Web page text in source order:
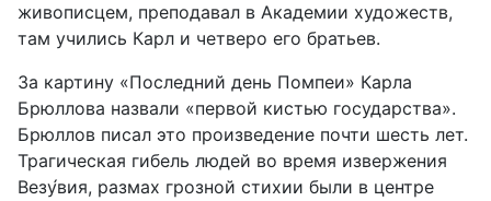
живописцем, преподавал в Академии художеств,
там учились Карл и четверо его братьев.
За картину «Последний день Помпеи» Карла
Брюллова назвали «первой кистью государства».
Брюллов писал это произведение почти шесть лет.
Трагическая гибель людей во время извержения
Везу́вия, размах грозной стихии были в центре